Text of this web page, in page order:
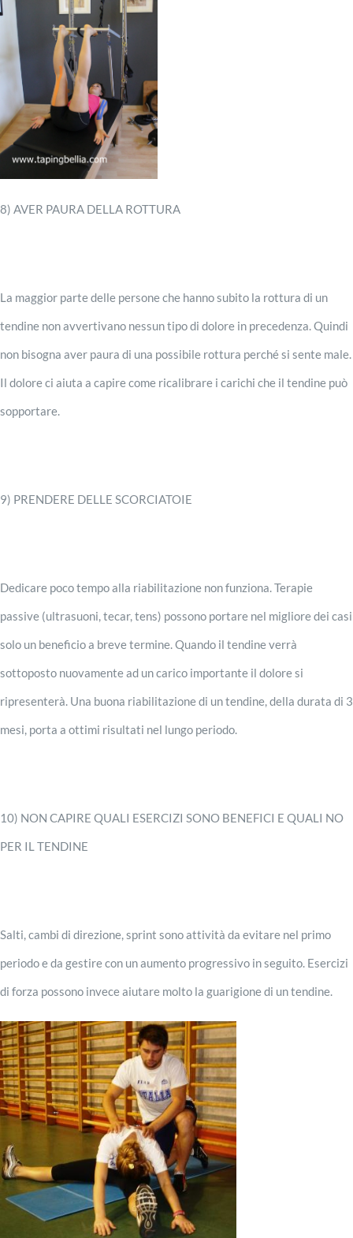
8) AVER PAURA DELLA ROTTURA
La maggior parte delle persone che hanno subito la rottura di un
tendine non avvertivano nessun tipo di dolore in precedenza. Quindi
non bisogna aver paura di una possibile rottura perché si sente male.
Il dolore ci aiuta a capire come ricalibrare i carichi che il tendine può
sopportare.
9) PRENDERE DELLE SCORCIATOIE
Dedicare poco tempo alla riabilitazione non funziona. Terapie
passive (ultrasuoni, tecar, tens) possono portare nel migliore dei casi
solo un beneficio a breve termine. Quando il tendine verrà
sottoposto nuovamente ad un carico importante il dolore si
ripresenterà. Una buona riabilitazione di un tendine, della durata di 3
mesi, porta a ottimi risultati nel lungo periodo.
10) NON CAPIRE QUALI ESERCIZI SONO BENEFICI E QUALI NO
PER IL TENDINE
Salti, cambi di direzione, sprint sono attività da evitare nel primo
periodo e da gestire con un aumento progressivo in seguito. Esercizi
di forza possono invece aiutare molto la guarigione di un tendine.